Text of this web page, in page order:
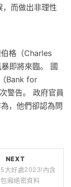
而做出非理性
格（Charles
即將來臨。 國
Bank for
警告。 政府官員
，他們卻認為問
NEXT
大好處2023!內含
包廂絕密資料